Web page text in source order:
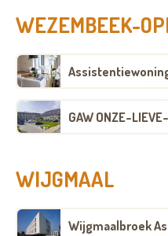
WEZEMBEEK-
GAW ONZE-
WIJGMAAL
Wijgmaalbroek